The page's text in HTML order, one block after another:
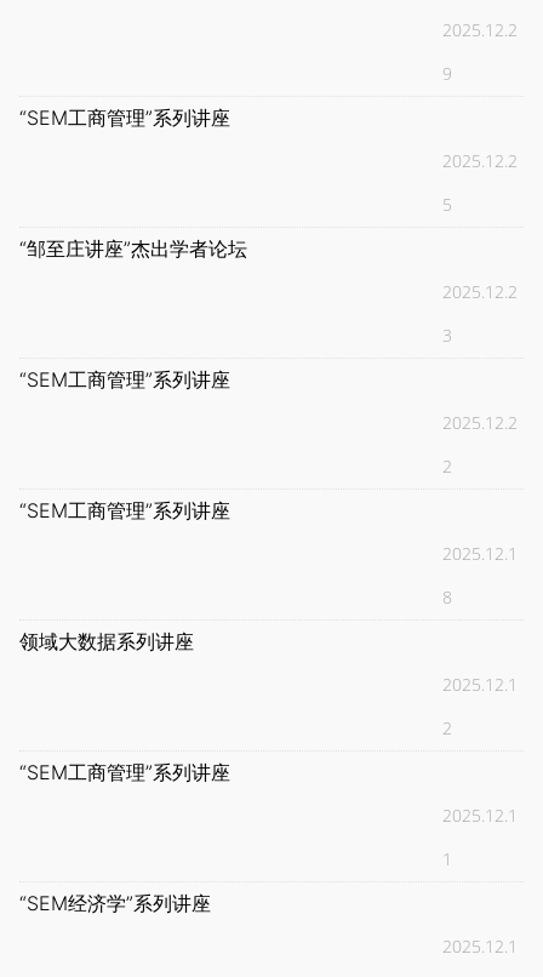
2025.12.2
9
“SEM工商管理”系列讲座
2025.12.2
5
“邹至庄讲座”杰出学者论坛
2025.12.2
3
“SEM工商管理”系列讲座
2025.12.2
2
“SEM工商管理”系列讲座
2025.12.1
8
领域大数据系列讲座
2025.12.1
2
“SEM工商管理”系列讲座
2025.12.1
1
“SEM经济学”系列讲座
2025.12.1